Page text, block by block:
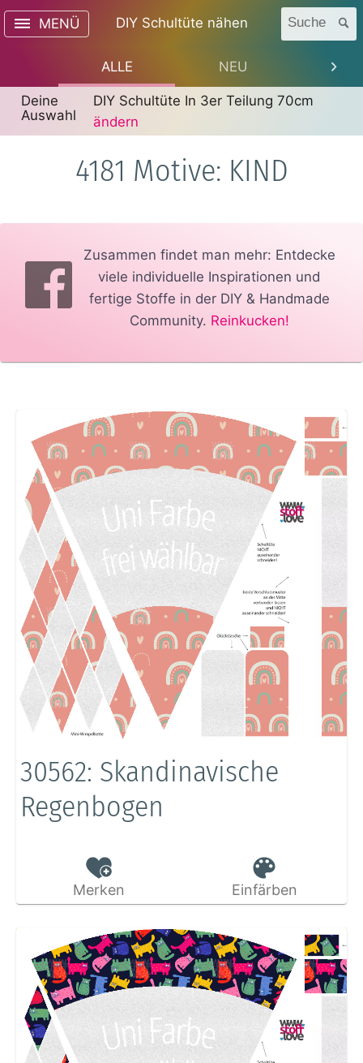
MENÜ DIY Schultüte nähen Suche
ALLE NEU
Deine
Auswahl
DIY Schultüte In 3er Teilung 70cm
ändern
4181 Motive: KIND
Zusammen findet man mehr: Entdecke
viele individuelle Inspirationen und
fertige Stoffe in der DIY & Handmade
Community. Reinkucken!
30562: Skandinavische
Regenbogen
Merken Einfärben